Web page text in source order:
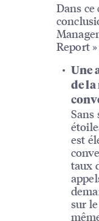
Dans
Report
Une
de la
Sans
est
taux
sur